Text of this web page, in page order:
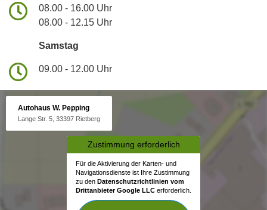
08.00 - 16.00 Uhr
08.00 - 12.15 Uhr
Samstag
09.00 - 12.00 Uhr
Autohaus W. Pepping
Lange Str. 5, 33397 Rietberg
Zustimmung erforderlich
Für die Aktivierung der Karten- und
Navigationsdienste ist Ihre Zustimmung
zu den Datenschutzrichtlinien vom
Drittanbieter Google LLC erforderlich.